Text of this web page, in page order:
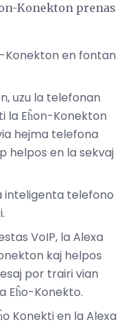
Konekton prenas
Konekton en fontan
uzu la telefonan
la Eĥon-Konekton
hejma telefona
helpos en la sekvaj
inteligenta telefono
VoIP, la Alexa
kaj helpos
por trairi vian
Eĥo-Konekto.
Konekti en la Alexa